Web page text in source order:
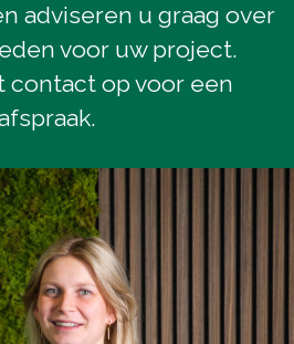
adviseren u graag over
voor uw project.
contact op voor een